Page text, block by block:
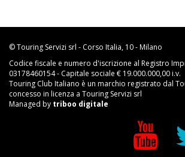
© Touring Servizi srl - Corso Italia, 10 - Milano
Codice fiscale e numero d'iscrizione al Registro
03178460154 - Capitale sociale € 19.000.000,00 i.v.
Touring Club Italiano è un marchio registrato dal
concesso in licenza a Touring Servizi srl
Managed by triboo digitale